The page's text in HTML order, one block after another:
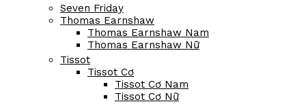
Seven Friday
Thomas Earnshaw
Thomas Earnshaw Nam
Thomas Earnshaw Nữ
Tissot
Tissot Cơ
Tissot Cơ Nam
Tissot Cơ Nữ